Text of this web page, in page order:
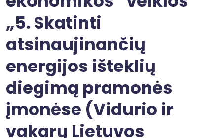
„5. Skatinti
atsinaujinančių
energijos išteklių
diegimą pramonės
įmonėse (Vidurio ir
vakarų Lietuvos